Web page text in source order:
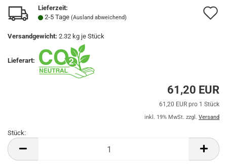
Lieferzeit:
2-5 Tage (Ausland abweichend)
Versandgewicht: 2.32 kg je Stück
Lieferart:
61,20 EUR
61,20 EUR pro 1 Stück
inkl. 19% MwSt. zzgl. Versand
Stück:
Stück